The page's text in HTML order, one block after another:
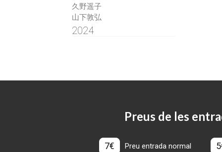
久野遥子
山下敦弘
2024
Preus de les
7€ Preu entrada normal